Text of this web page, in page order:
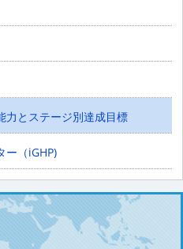
力とステージ別達成目標
ー（iGHP)